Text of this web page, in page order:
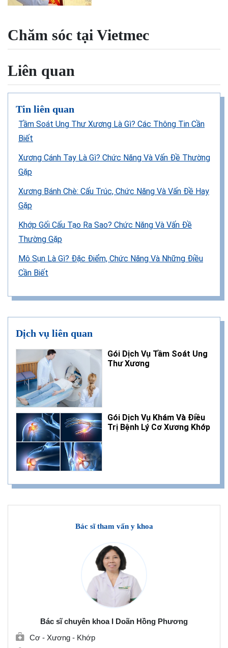
Chăm sóc tại Vietmec
Liên quan
Tin liên quan
Tầm Soát Ung Thư Xương Là Gì? Các Thông Tin Cần
Biết
Xương Cánh Tay Là Gì? Chức Năng Và Vấn Đề Thường
Gặp
Xương Bánh Chè: Cấu Trúc, Chức Năng Và Vấn Đề Hay
Gặp
Khớp Gối Cấu Tạo Ra Sao? Chức Năng Và Vấn Đề
Thường Gặp
Mô Sụn Là Gì? Đặc Điểm, Chức Năng Và Những Điều
Cần Biết
Dịch vụ liên quan
Gói Dịch Vụ Tầm Soát Ung
Thư Xương
Gói Dịch Vụ Khám Và Điều
Trị Bệnh Lý Cơ Xương Khớp
Bác sĩ tham vấn y khoa
Bác sĩ chuyên khoa I Doãn Hồng Phương
Cơ - Xương - Khớp